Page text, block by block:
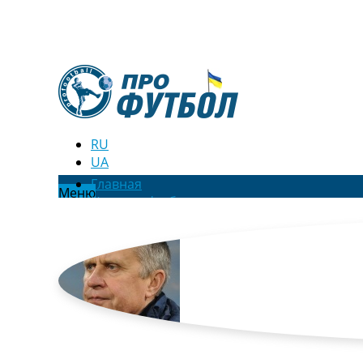
RU
UA
МенюГлавная
Новости футбола
Трансферы
Новости футбола Украины
Последние комментарии
Конкурс прогнозов
Логин
Рейтинги